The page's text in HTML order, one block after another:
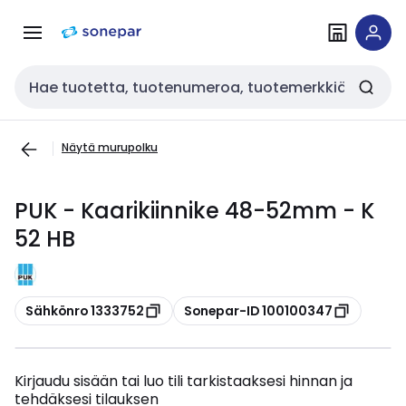
navigointiinsisältöön
Haku
Näytä murupolku
PUK - Kaarikiinnike 48-52mm - K
52 HB
Kopioi
Sähkönro 1333752 Kopioi
Sonepar-ID 100100347
Kirjaudu sisään tai luo tili tarkistaaksesi hinnan ja
tehdäksesi tilauksen